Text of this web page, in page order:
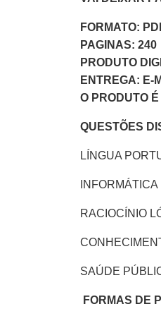
FORMATO:
PAGINAS: 240
PRODUTO
ENTREGA: E-
O PRODUTO
QUESTÕES
LÍNGUA
RACIOCÍNIO
SAÚDE
FORMAS DE